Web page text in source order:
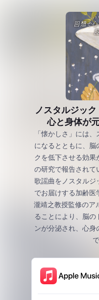
ノスタルジッ
心と身体が
「懐かしさ」には
になるとともに、脳
クを低下させる効
の研究で報告されて
歌謡曲をノスタルジ
でお届けする加齢
瀧靖之教授監修のアルバム。 「懐か
ることにより、脳の
ンが分泌され、心